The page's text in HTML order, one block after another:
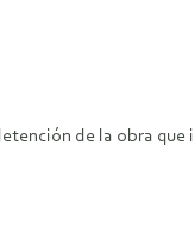
de la obra que